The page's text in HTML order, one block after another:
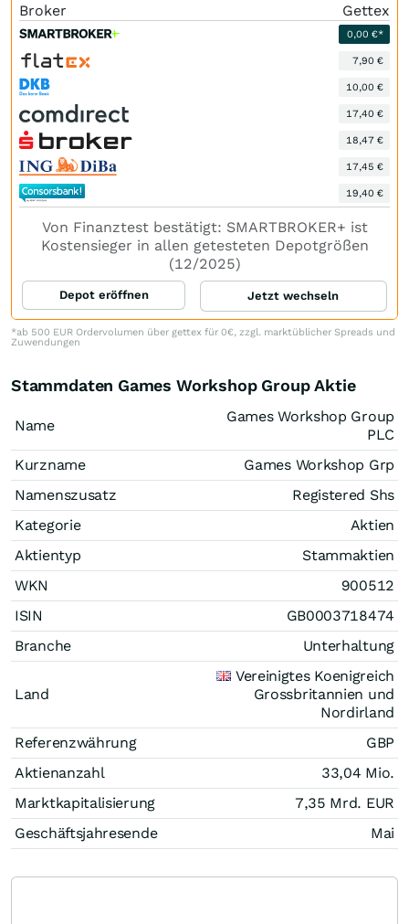
Broker Gettex
0,00 €*
7,90 €
10,00 €
17,40 €
18,47 €
17,45 €
19,40 €
Von Finanztest bestätigt: SMARTBROKER+ ist
Kostensieger in allen getesteten Depotgrößen
(12/2025)
Depot eröffnen Jetzt wechseln
*ab 500 EUR Ordervolumen über gettex für 0€, zzgl. marktüblicher Spreads und
Zuwendungen
Stammdaten Games Workshop Group Aktie
Name
Games Workshop Group
PLC
Kurzname
Games Workshop Grp
Namenszusatz
Registered Shs
Kategorie
Aktien
Aktientyp
Stammaktien
WKN
900512
ISIN
GB0003718474
Branche
Unterhaltung
Land
Vereinigtes Koenigreich
Grossbritannien und
Nordirland
Referenzwährung
GBP
Aktienanzahl
33,04 Mio.
Marktkapitalisierung
7,35 Mrd. EUR
Geschäftsjahresende
Mai